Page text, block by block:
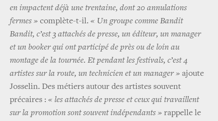
en impactent déjà une trentaine, dont 20 annulations
fermes » complète-t-il. « Un groupe comme Bandit
Bandit, c’est 3 attachés de presse, un éditeur, un manager
et un booker qui ont participé de près ou de loin au
montage de la tournée. Et pendant les festivals, c’est 4
artistes sur la route, un technicien et un manager » ajoute
Josselin. Des métiers autour des artistes souvent
précaires : « les attachés de presse et ceux qui travaillent
sur la promotion sont souvent indépendants » rappelle le